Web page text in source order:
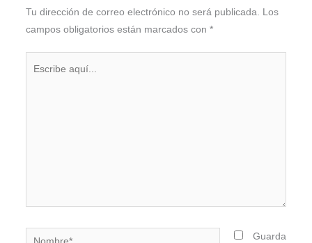
Tu dirección de correo electrónico no será publicada.
Los
campos obligatorios están marcados con *
Nombre*
Guarda